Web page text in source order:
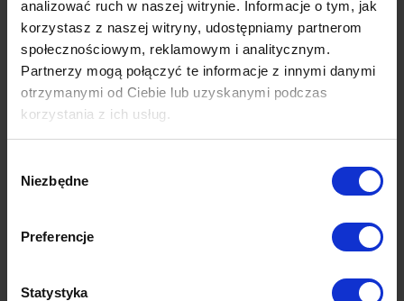
analizować ruch w naszej witrynie. Informacje o tym, jak
korzystasz z naszej witryny, udostępniamy partnerom
społecznościowym, reklamowym i analitycznym.
Partnerzy mogą połączyć te informacje z innymi danymi
otrzymanymi od Ciebie lub uzyskanymi podczas
korzystania z ich usług.
Polityki Prywatności Google
zgody
Niezbędne
Preferencje
Statystyka
Tegoroczny czerwiec to dla większości z nas
początek ogromnych emocji. Wielkie turnieje
sportowe to dla marek okazja do tego, żeby…